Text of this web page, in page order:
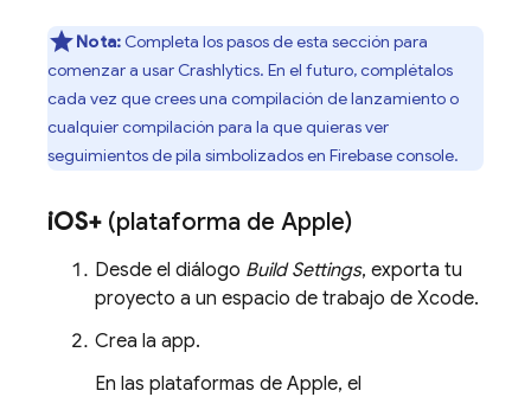
Nota: Completa los pasos de esta sección para
comenzar a usar Crashlytics. En el futuro, complétalos
cada vez que crees una compilación de lanzamiento o
cualquier compilación para la que quieras ver
seguimientos de pila simbolizados en Firebaseconsole.
iOS+ (plataforma de Apple)
Desde el diálogo Build Settings, exporta tu
proyecto a un espacio de trabajo de Xcode.
Crea la app.
En las plataformas de Apple, el